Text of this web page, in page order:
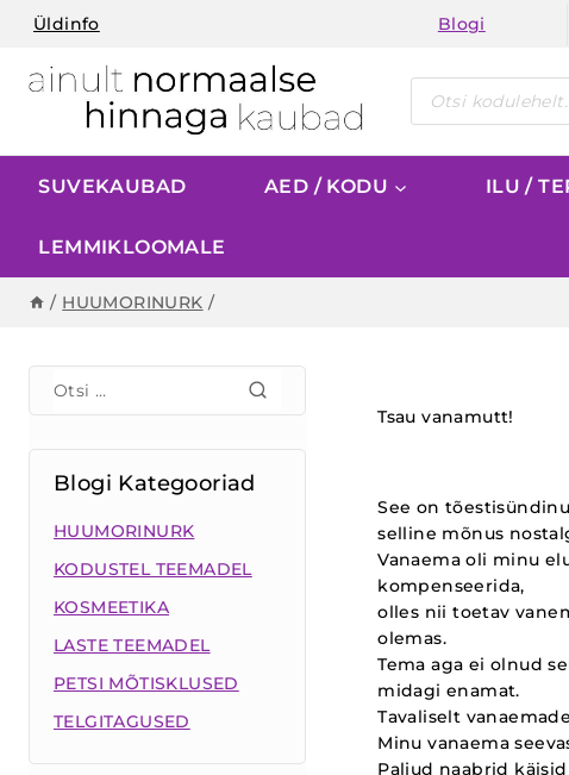
Skip
content
Üldinfo Blogi
Products
search
SUVEKAUBAD AED / KODU ILU /
LEMMIKLOOMALE
/ HUUMORINURK /
Tsau vanamutt!
See on
selline mõnus
Vanaema oli minu
kompenseerida,
olles nii toetav
olemas.
Tema aga ei olnud
midagi enamat.
Tavaliselt
Minu vanaema
Paljud naabrid
Otsi:
Blogi Kategooriad
HUUMORINURK
KODUSTEL TEEMADEL
KOSMEETIKA
LASTE TEEMADEL
PETSI MÕTISKLUSED
TELGITAGUSED